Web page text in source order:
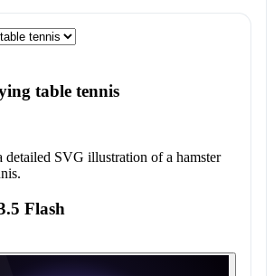
table tennis
detailed SVG illustration of a hamster
Flash